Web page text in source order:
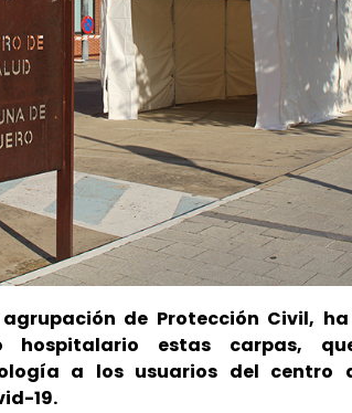
de Protección Civil,
hospitalario estas carpas,
a los usuarios del centro
19.